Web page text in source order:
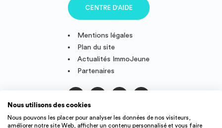
Mentions légales
Plan du site
Actualités ImmoJeune
Partenaires
CENTRE D'AIDE
Suivez-nous
Nous utilisons des cookies
Nous pouvons les placer pour analyser les données de nos visiteurs,
améliorer notre site Web, afficher un contenu personnalisé et vous faire